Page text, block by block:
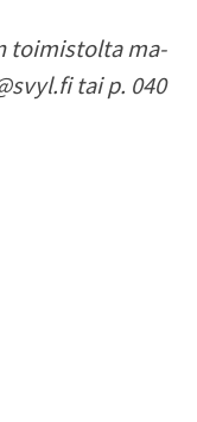
toimistolta ma-
tai p. 040